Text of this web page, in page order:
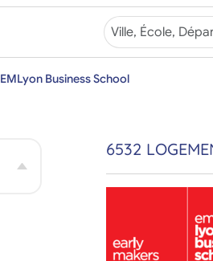
EMLyon Business School
6532